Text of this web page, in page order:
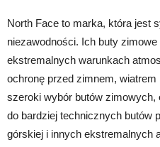
North Face to marka, która jest
niezawodności. Ich buty
ekstremalnych warunkach
ochronę przed zimnem,
szeroki wybór butów
do bardziej technicznych butów
górskiej i innych ekstremalnych